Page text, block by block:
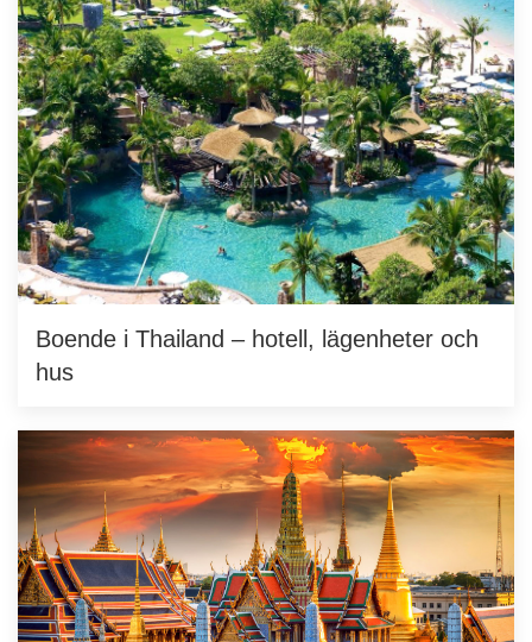
Boende i Thailand – hotell, lägenheter och
hus